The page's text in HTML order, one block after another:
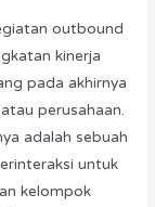
outbound
kinerja
pada akhirnya
perusahaan.
adalah sebuah
untuk
kelompok